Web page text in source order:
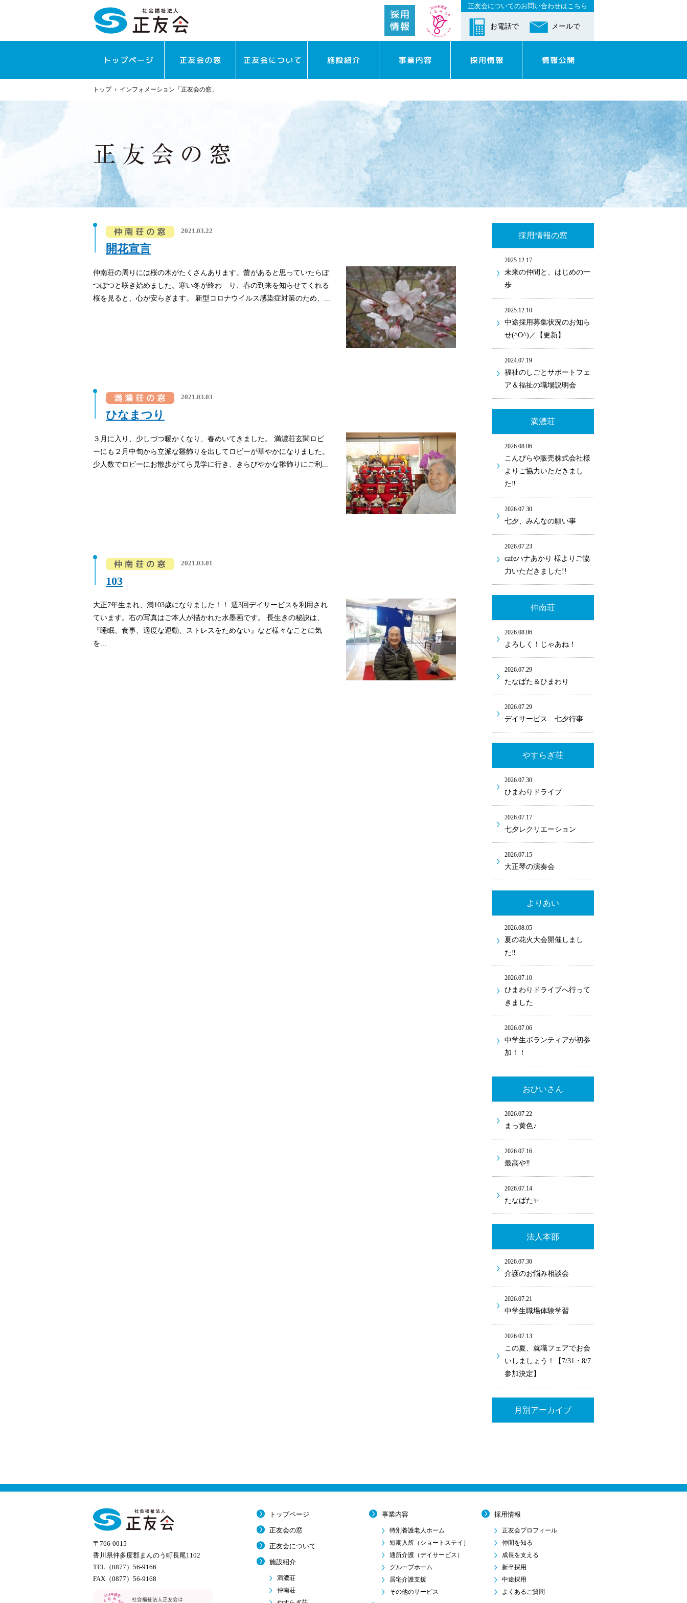
正友会についてのお問い合わせはこちら
お電話で メールで
トップ› インフォメーション「正友会の窓」
2021.03.22
開花宣言
仲南荘の周りには桜の木がたくさんあります。蕾があると思っていたらぽ
つぽつと咲き始めました。寒い冬が終わ り、春の到来を知らせてくれる
桜を見ると、心が安らぎます。 新型コロナウイルス感染症対策のため、...
2021.03.03
ひなまつり
３月に入り、少しづつ暖かくなり、春めいてきました。 満濃荘玄関ロビ
ーにも２月中旬から立派な雛飾りを出してロビーが華やかになりました。
少人数でロビーにお散歩がてら見学に行き、きらびやかな雛飾りにご利...
2021.03.01
103
大正7年生まれ、満103歳になりました！！ 週3回デイサービスを利用され
ています。右の写真はご本人が描かれた水墨画です。 長生きの秘訣は、
『睡眠、食事、適度な運動、ストレスをためない』など様々なことに気
を...
採用情報の窓
2025.12.17
未来の仲間と、はじめの一
歩
2025.12.10
中途採用募集状況のお知ら
せ(^O^)／【更新】
2024.07.19
福祉のしごとサポートフェ
ア＆福祉の職場説明会
満濃荘
2026.08.06
こんぴらや販売株式会社様
よりご協力いただきまし
た‼
2026.07.30
七夕、みんなの願い事
2026.07.23
cafeハナあかり 様よりご協
力いただきました!!
仲南荘
2026.08.06
よろしく！じゃあね！
2026.07.29
たなばた＆ひまわり
2026.07.29
デイサービス 七夕行事
やすらぎ荘
2026.07.30
ひまわりドライブ
2026.07.17
七夕レクリエーション
2026.07.15
大正琴の演奏会
よりあい
2026.08.05
夏の花火大会開催しまし
た‼
2026.07.10
ひまわりドライブへ行って
きました
2026.07.06
中学生ボランティアが初参
加！！
おひいさん
2026.07.22
まっ黄色♪
2026.07.16
最高や‼
2026.07.14
たなばた✨
法人本部
2026.07.30
介護のお悩み相談会
2026.07.21
中学生職場体験学習
2026.07.13
この夏、就職フェアでお会
いしましょう！【7/31・8/7
参加決定】
月別アーカイブ
〒766-0015
香川県仲多度郡まんのう町長尾1102
TEL（0877）56-9166
FAX（0877）56-9168
トップページ
正友会の窓
正友会について
施設紹介
満濃荘
仲南荘
事業内容
特別養護老人ホーム
短期入所 （ショートステイ）
通所介護 （デイサービス）
グループホーム
居宅介護支援
その他のサービス
採用情報
正友会プロフィール
仲間を知る
成長を支える
新卒採用
中途採用
よくあるご質問